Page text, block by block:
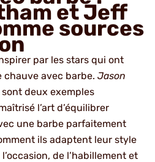
et Jeff
sources
par les stars qui ont
chauve avec barbe. Jason
sont deux exemples
l’art d’équilibrer
une barbe parfaitement
ils adaptent leur style
de l’habillement et